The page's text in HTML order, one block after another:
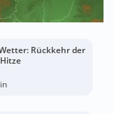
Rückkehr der